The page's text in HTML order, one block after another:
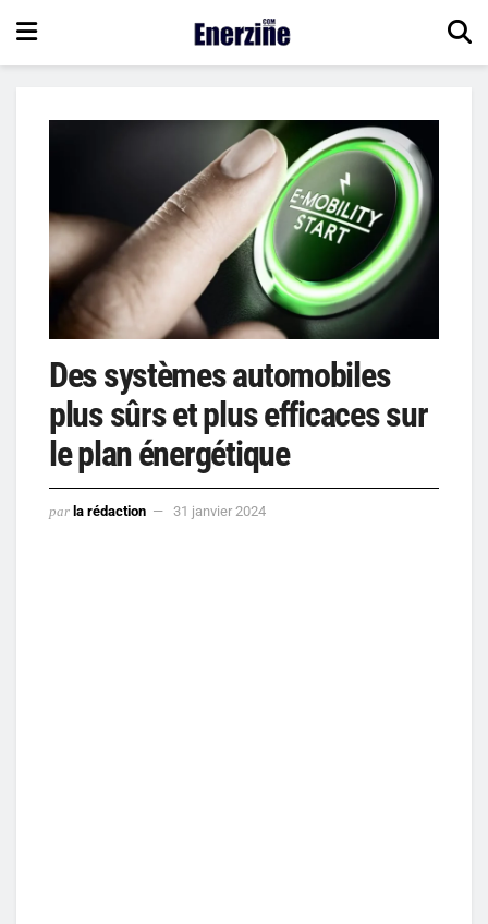
Des systèmes automobiles
plus sûrs et plus efficaces sur
le plan énergétique
par la rédaction 31 janvier 2024